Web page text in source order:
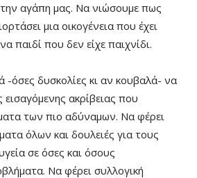
αγάπη μας. Να νιώσουμε πως
μια οικογένεια που έχει
παιδί που δεν είχε παιχνίδι.
-όσες δυσκολίες κι αν κουβαλά- να
εισαγόμενης ακρίβειας που
των πιο αδύναμων. Να φέρει
όλων και δουλειές για τους
σε όσες και όσους
Να φέρει συλλογική